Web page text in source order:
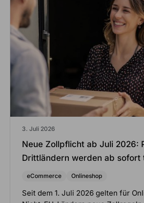
3. Juli 2026
Neue Zollpflicht ab Juli 2026:
Drittländern werden ab sofort
eCommerce Onlineshop
Seit dem 1. Juli 2026 gelten für